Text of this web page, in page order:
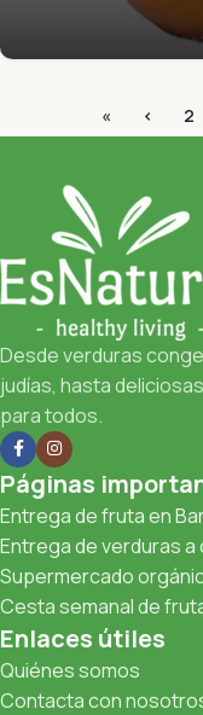
« ‹ 2
Desde verduras
judías, hasta
para todos.
Páginas
Entrega de fruta en
Entrega de verduras a
Supermercado
Cesta semanal de
Enlaces útiles
Quiénes somos
Contacta con